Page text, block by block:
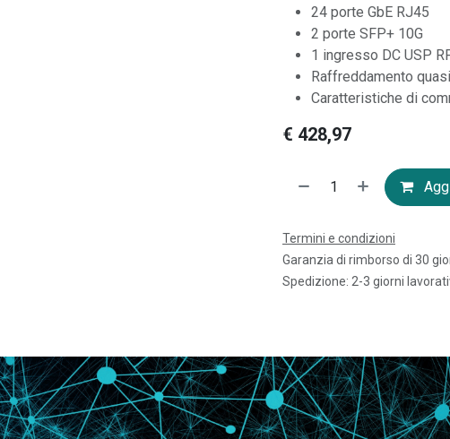
24 porte GbE RJ45
2 porte SFP+ 10G
1 ingresso DC USP
Raffreddamento
Caratteristiche di
€ 428,97
Termini e condizioni
Garanzia di rimborso di 30
Spedizione: 2-3 giorni